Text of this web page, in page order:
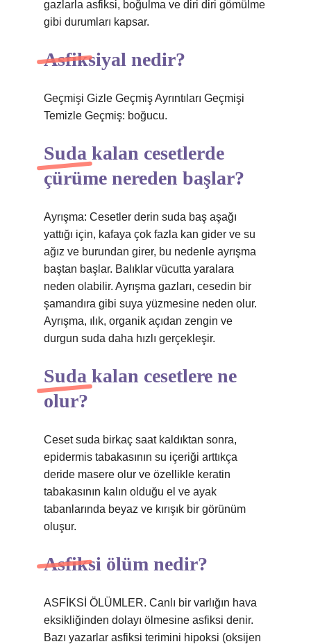
gazlarla asfiksi, boğulma ve diri diri gömülme
gibi durumları kapsar.
Asfiksiyal nedir?
Geçmişi Gizle Geçmiş Ayrıntıları Geçmişi
Temizle Geçmiş: boğucu.
Suda kalan cesetlerde
çürüme nereden başlar?
Ayrışma: Cesetler derin suda baş aşağı
yattığı için, kafaya çok fazla kan gider ve su
ağız ve burundan girer, bu nedenle ayrışma
baştan başlar. Balıklar vücutta yaralara
neden olabilir. Ayrışma gazları, cesedin bir
şamandıra gibi suya yüzmesine neden olur.
Ayrışma, ılık, organik açıdan zengin ve
durgun suda daha hızlı gerçekleşir.
Suda kalan cesetlere ne
olur?
Ceset suda birkaç saat kaldıktan sonra,
epidermis tabakasının su içeriği arttıkça
deride masere olur ve özellikle keratin
tabakasının kalın olduğu el ve ayak
tabanlarında beyaz ve kırışık bir görünüm
oluşur.
Asfiksi ölüm nedir?
ASFİKSİ ÖLÜMLER. Canlı bir varlığın hava
eksikliğinden dolayı ölmesine asfiksi denir.
Bazı yazarlar asfiksi terimini hipoksi (oksijen